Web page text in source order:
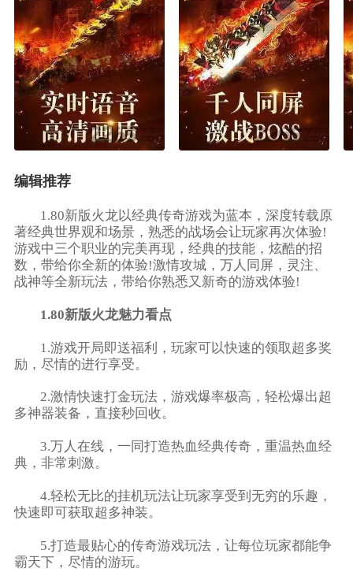
编辑推荐
1.80新版火龙以经典传奇游戏为蓝本，深度转载原
著经典世界观和场景，熟悉的战场会让玩家再次体验!
游戏中三个职业的完美再现，经典的技能，炫酷的招
数，带给你全新的体验!激情攻城，万人同屏，灵注、
战神等全新玩法，带给你熟悉又新奇的游戏体验!
1.80新版火龙魅力看点
1.游戏开局即送福利，玩家可以快速的领取超多奖
励，尽情的进行享受。
2.激情快速打金玩法，游戏爆率极高，轻松爆出超
多神器装备，直接秒回收。
3.万人在线，一同打造热血经典传奇，重温热血经
典，非常刺激。
4.轻松无比的挂机玩法让玩家享受到无穷的乐趣，
快速即可获取超多神装。
5.打造最贴心的传奇游戏玩法，让每位玩家都能争
霸天下，尽情的游玩。